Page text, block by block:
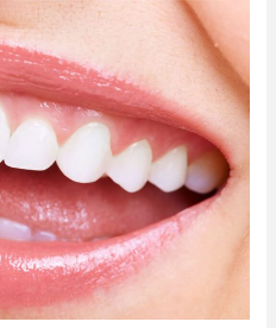
افضل
دكتور
هوليود
سمايل
في
التجمع